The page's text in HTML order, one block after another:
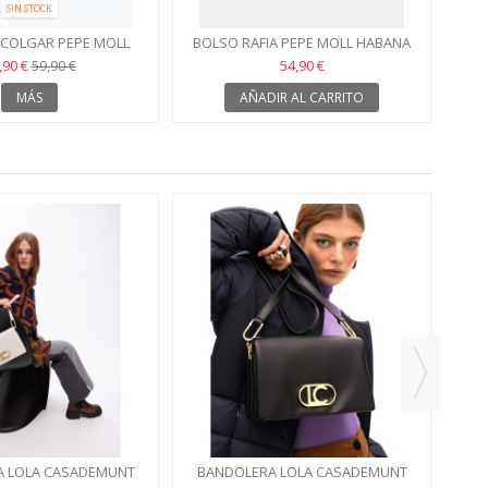
SIN STOCK
PEPE MOLL
ROSA
€59,90 €
MÁS
BOLSO RAFIA PEPE MOLL HABANA
54,90 €
AÑADIR AL CARRITO
LOLA CASADEMUNT
BANDOLERA LOLA CASADEMUNT